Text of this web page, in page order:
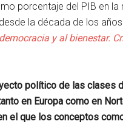
porcentaje del PIB en
la década de los
y al bienestar.
político de las clases
en Europa como en
el que los conceptos